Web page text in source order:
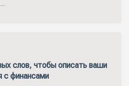
слов, чтобы описать ваши
с финансами